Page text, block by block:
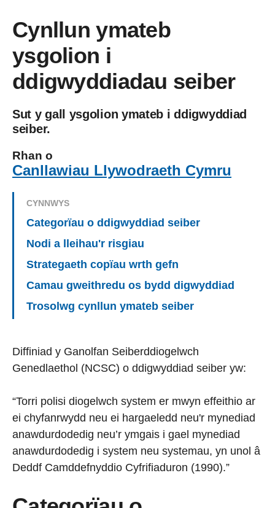
Cynllun ymateb
ysgolion i
ddigwyddiadau seiber
Sut y gall ysgolion ymateb i ddigwyddiad
seiber.
Rhan o
Canllawiau Llywodraeth Cymru
CYNNWYS
Categorïau o ddigwyddiad seiber
Nodi a lleihau'r risgiau
Strategaeth copïau wrth gefn
Camau gweithredu os bydd digwyddiad
Trosolwg cynllun ymateb seiber
Diffiniad y Ganolfan Seiberddiogelwch
Genedlaethol (NCSC) o ddigwyddiad seiber yw:
“Torri polisi diogelwch system er mwyn effeithio ar
ei chyfanrwydd neu ei hargaeledd neu'r mynediad
anawdurdodedig neu’r ymgais i gael mynediad
anawdurdodedig i system neu systemau, yn unol â
Deddf Camddefnyddio Cyfrifiaduron (1990).”